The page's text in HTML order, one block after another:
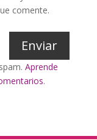
comente.
Enviar
Aprende
.